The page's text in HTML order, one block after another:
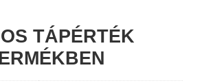
TÁPÉRTÉK